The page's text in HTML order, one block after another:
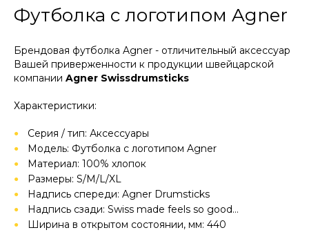
Футболка с логотипом Agner
Брендовая футболка Agner - отличительный аксессуар
Вашей приверженности к продукции швейцарской
компании Agner Swissdrumsticks
Характеристики:
Серия / тип: Аксессуары
Модель: Футболка с логотипом Agner
Материал: 100% хлопок
Размеры: S/M/L/XL
Надпись спереди: Agner Drumsticks
Надпись сзади: Swiss made feels so good…
Ширина в открытом состоянии, мм: 440